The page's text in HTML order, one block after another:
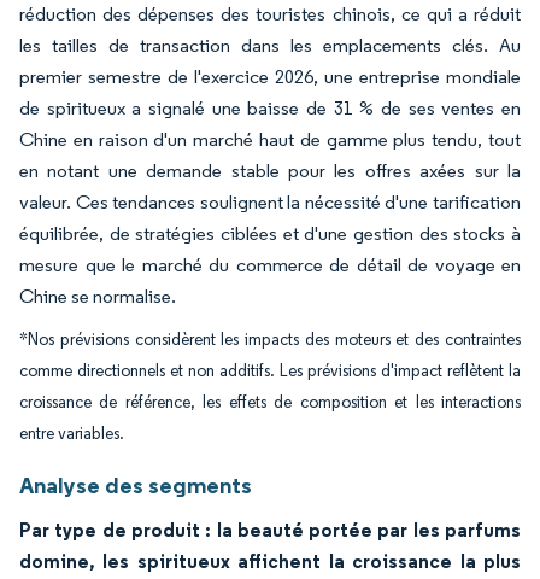
réduction des dépenses des touristes chinois, ce qui a réduit
les tailles de transaction dans les emplacements clés. Au
premier semestre de l'exercice 2026, une entreprise mondiale
de spiritueux a signalé une baisse de 31 % de ses ventes en
Chine en raison d'un marché haut de gamme plus tendu, tout
en notant une demande stable pour les offres axées sur la
valeur. Ces tendances soulignent la nécessité d'une tarification
équilibrée, de stratégies ciblées et d'une gestion des stocks à
mesure que le marché du commerce de détail de voyage en
Chine se normalise.
*Nos prévisions considèrent les impacts des moteurs et des contraintes
comme directionnels et non additifs. Les prévisions d'impact reflètent la
croissance de référence, les effets de composition et les interactions
entre variables.
Analyse des segments
Par type de produit : la beauté portée par les parfums
domine, les spiritueux affichent la croissance la plus